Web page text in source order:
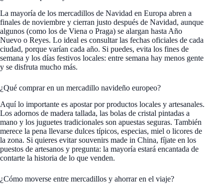
La mayoría de los mercadillos de Navidad en Europa abren a
finales de noviembre y cierran justo después de Navidad, aunque
algunos (como los de Viena o Praga) se alargan hasta Año
Nuevo o Reyes. Lo ideal es consultar las fechas oficiales de cada
ciudad, porque varían cada año. Si puedes, evita los fines de
semana y los días festivos locales: entre semana hay menos gente
y se disfruta mucho más.
¿Qué comprar en un mercadillo navideño europeo?
Aquí lo importante es apostar por productos locales y artesanales.
Los adornos de madera tallada, las bolas de cristal pintadas a
mano y los juguetes tradicionales son apuestas seguras. También
merece la pena llevarse dulces típicos, especias, miel o licores de
la zona. Si quieres evitar souvenirs made in China, fíjate en los
puestos de artesanos y pregunta: la mayoría estará encantada de
contarte la historia de lo que venden.
¿Cómo moverse entre mercadillos y ahorrar en el viaje?